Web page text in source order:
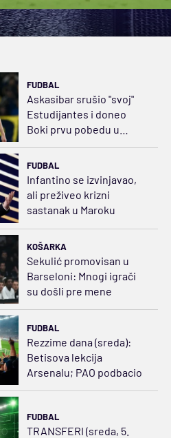
FUDBAL
Askasibar srušio "svoj"
Estudijantes i doneo
Boki prvu pobedu u
FUDBAL
Infantino se izvinjavao,
ali preživeo krizni
sastanak u Maroku
KOŠARKA
Sekulić promovisan u
Barseloni: Mnogi igrači
su došli pre mene
FUDBAL
Rezzime dana (sreda):
Betisova lekcija
Arsenalu; PAO podbacio
FUDBAL
TRANSFERI (sreda, 5.